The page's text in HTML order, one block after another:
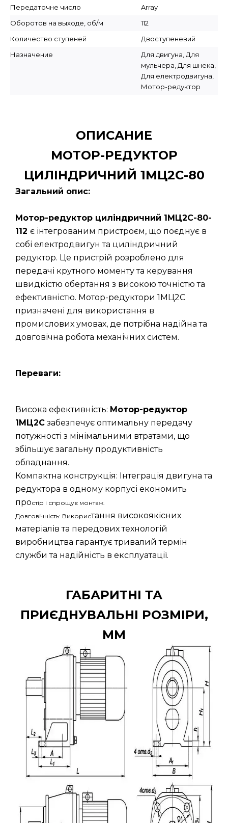
Передаточне число
Array
Оборотов на выходе, об/м
112
Количество ступеней
Двоступеневий
Назначение
Для двигуна, Для
мульчера, Для шнека,
Для електродвигуна,
Мотор-редуктор
ОПИСАНИЕ
МОТОР-РЕДУКТОР
ЦИЛІНДРИЧНИЙ 1МЦ2С-80
Загальний опис:
Мотор-редуктор циліндричний 1МЦ2С-80-
112 є інтегрованим пристроєм, що поєднує в
собі електродвигун та циліндричний
редуктор. Це пристрій розроблено для
передачі крутного моменту та керування
швидкістю обертання з високою точністю та
ефективністю. Мотор-редуктори 1МЦ2С
призначені для використання в
промислових умовах, де потрібна надійна та
довговічна робота механічних систем.
Переваги:
Висока ефективність: Мотор-редуктор
1МЦ2С забезпечує оптимальну передачу
потужності з мінімальними втратами, що
збільшує загальну продуктивність
обладнання.
Компактна конструкція: Інтеграція двигуна та
редуктора в одному корпусі економить
простір і спрощує монтаж.
Довговічність: Використання високоякісних
матеріалів та передових технологій
виробництва гарантує тривалий термін
служби та надійність в експлуатації.
ГАБАРИТНІ ТА
ПРИЄДНУВАЛЬНІ РОЗМІРИ,
ММ